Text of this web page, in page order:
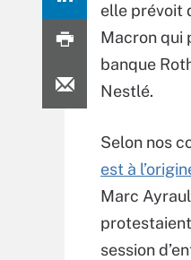
elle prévoit
Macron qui
banque
Nestlé.
Selon nos
est à
Marc
session